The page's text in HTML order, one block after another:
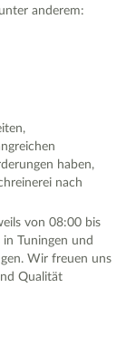
anderem:
haben,
nach
von 08:00 bis
Tuningen und
Wir freuen uns
Qualität